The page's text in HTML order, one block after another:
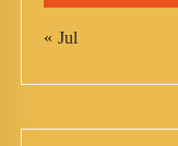
« Jul